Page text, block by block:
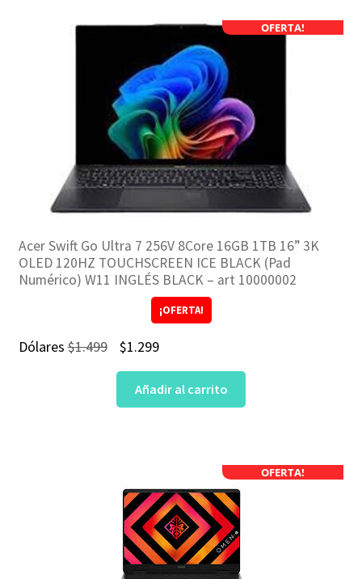
OFERTA!
Acer Swift Go Ultra 7 256V 8Core 16GB 1TB 16” 3K
OLED 120HZ TOUCHSCREEN ICE BLACK (Pad
Numérico) W11 INGLÉS BLACK – art 10000002
¡OFERTA!
Dólares$1.499
El
precio
original
$1.299El
precio
actual
Añadir al carrito
OFERTA!